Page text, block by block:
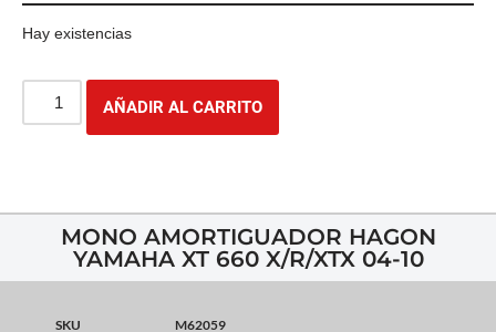
Hay existencias
AÑADIR AL CARRITO
MONO AMORTIGUADOR HAGON
YAMAHA XT 660 X/R/XTX 04-10
SKU
M62059